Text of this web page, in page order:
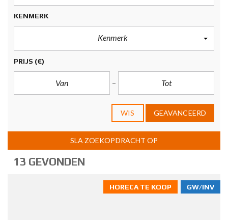
KENMERK
Kenmerk
PRIJS (€)
WIS GEAVANCEERD
SLA ZOEKOPDRACHT OP
13 GEVONDEN
GW/INV
HORECA TE KOOP